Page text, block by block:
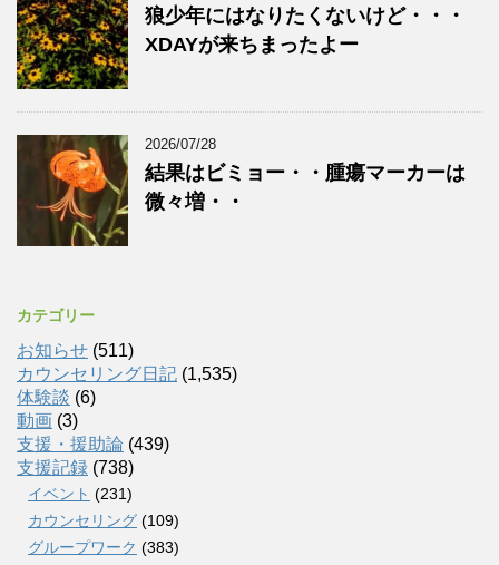
狼少年にはなりたくないけど・・・
XDAYが来ちまったよー
2026/07/28
結果はビミョー・・腫瘍マーカーは
微々増・・
カテゴリー
お知らせ (511)
カウンセリング日記 (1,535)
体験談 (6)
動画 (3)
支援・援助論 (439)
支援記録 (738)
イベント (231)
カウンセリング (109)
グループワーク (383)